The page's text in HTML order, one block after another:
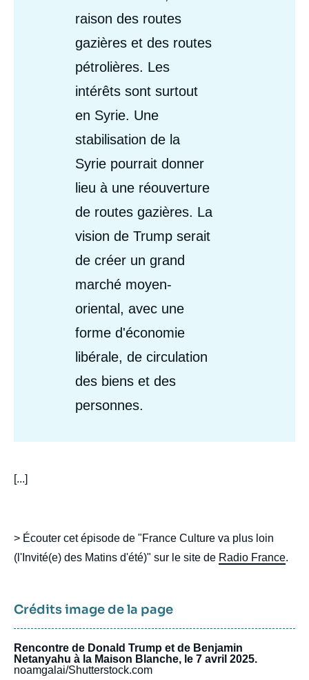
raison des routes
gazières et des routes
pétrolières. Les
intérêts sont surtout
en Syrie. Une
stabilisation de la
Syrie pourrait donner
lieu à une réouverture
de routes gazières. La
vision de Trump serait
de créer un grand
marché moyen-
oriental, avec une
forme d'économie
libérale, de circulation
des biens et des
personnes.
body
[...]
> Écouter cet épisode de "France Culture va plus loin
(l'Invité(e) des Matins d'été)" sur le site de Radio France.
Crédits image de la page
Rencontre de Donald Trump et de Benjamin
Netanyahu à la Maison Blanche, le 7 avril 2025.
noamgalai/Shutterstock.com